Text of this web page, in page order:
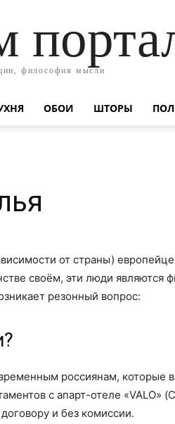
философия мысли
ОБОИ ШТОРЫ
от страны)
своём, эти люди являются
резонный вопрос:
россиянам, которые
с апарт-отеле «VALO»
и без комиссии.